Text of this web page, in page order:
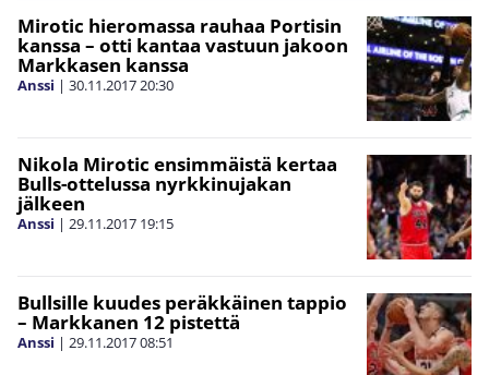
Mirotic hieromassa rauhaa Portisin
kanssa – otti kantaa vastuun jakoon
Markkasen kanssa
Anssi | 30.11.201720:30
Nikola Mirotic ensimmäistä kertaa
Bulls-ottelussa nyrkkinujakan
jälkeen
Anssi | 29.11.2017 19:15
Bullsille kuudes peräkkäinen tappio
– Markkanen 12 pistettä
Anssi | 29.11.201708:51